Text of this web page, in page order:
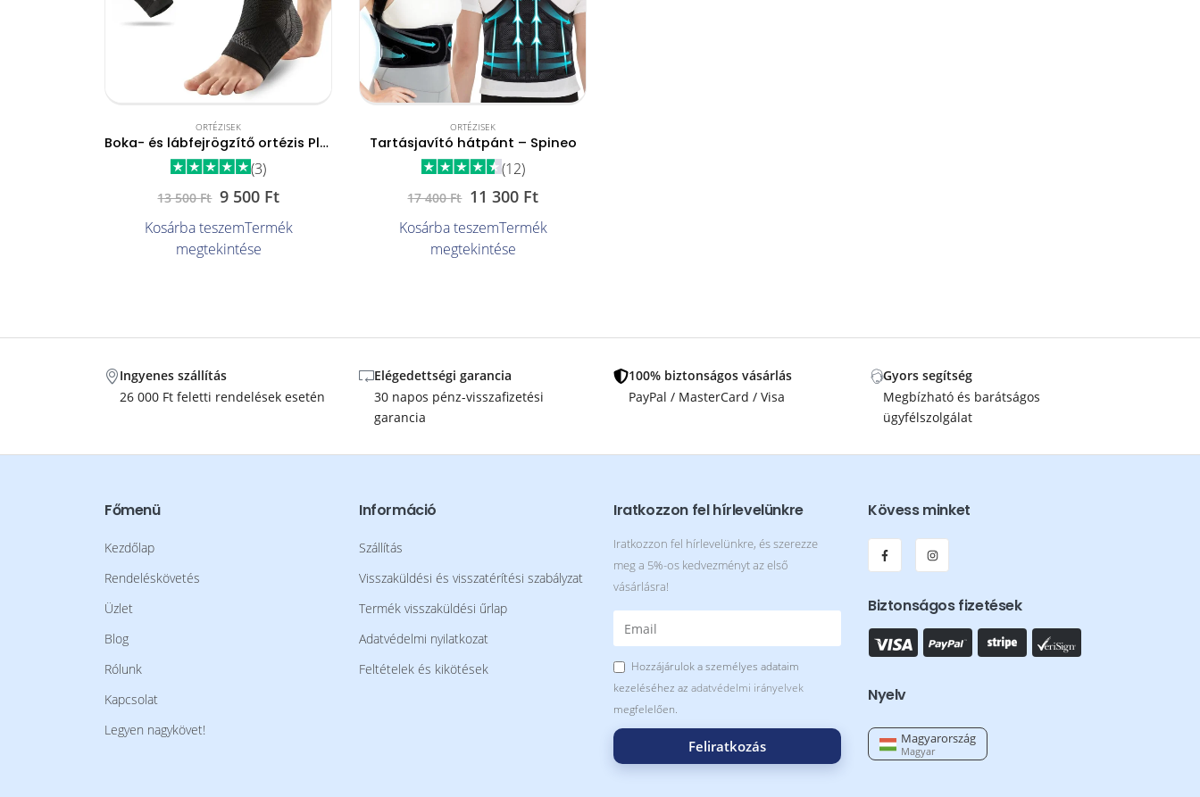
ORTÉZISEK
Boka- és lábfejrögzítő ortézis PlantarCare
(3)
13 500Ft 9 500 Ft
Kosárba teszemTermék
megtekintése
ORTÉZISEK
Tartásjavító hátpánt – Spineo
(12)
17 400Ft 11 300 Ft
Kosárba teszemTermék
megtekintése
Ingyenes szállítás
26 000 Ft feletti rendelések esetén
Elégedettségi garancia
30 napos pénz-visszafizetési
garancia
100% biztonságos vásárlás
PayPal / MasterCard / Visa
Gyors segítség
Megbízható és barátságos
ügyfélszolgálat
Főmenü
Kezdőlap
Rendeléskövetés
Üzlet
Blog
Rólunk
Kapcsolat
Legyen nagykövet!
Információ
Szállítás
Visszaküldési és visszatérítési szabályzat
Termék visszaküldési űrlap
Adatvédelmi nyilatkozat
Feltételek és kikötések
Iratkozzon fel hírlevelünkre
Iratkozzon fel hírlevelünkre, és szerezze
meg a 5%-os kedvezményt az első
vásárlásra!
Hozzájárulok a személyes adataim
kezeléséhez az adatvédelmi irányelvek
megfelelően.
Feliratkozás
Kövess minket
Biztonságos fizetések
Nyelv
Magyarország
Magyar